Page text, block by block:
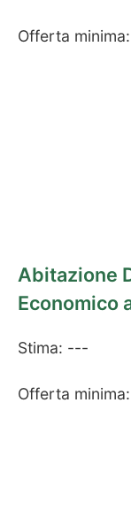
Offerta
Abitazione
Economico
Stima: ---
Offerta